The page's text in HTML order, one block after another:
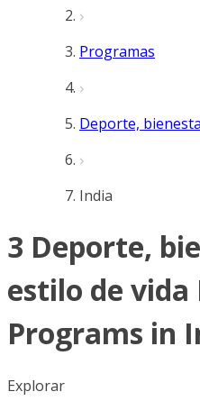
Programas
Deporte,
India
3 Deporte,
estilo de vida
Programs in
Explorar